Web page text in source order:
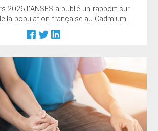
2026 l’ANSES a publié un rapport sur
la population française au Cadmium ...